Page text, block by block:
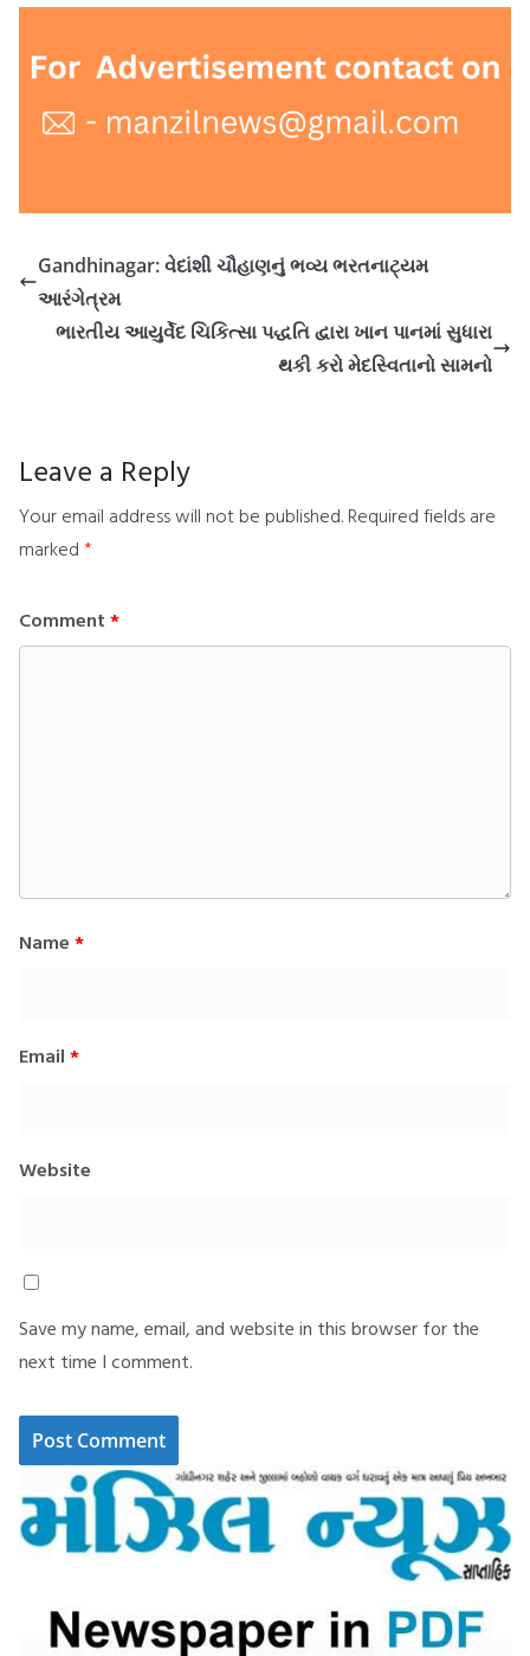
Gandhinagar: વેદાંશી ચૌહાણનું ભવ્ય ભરતનાટ્યમ
આરંગેત્રમ
ભારતીય આયુર્વેદ ચિકિત્સા પદ્ધતિ દ્વારા ખાન પાનમાં સુધારા
થકી કરો મેદસ્વિતાનો સામનો
Leave a Reply
Your email address will not be published. Required fields are
marked *
Comment *
Name *
Email *
Website
Save my name, email, and website in this browser for the
next time I comment.